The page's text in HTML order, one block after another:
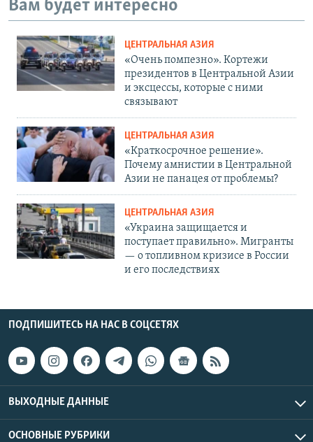
Вам будет интересно
ЦЕНТРАЛЬНАЯ АЗИЯ
«Очень помпезно». Кортежи
президентов в Центральной Азии
и эксцессы, которые с ними
связывают
ЦЕНТРАЛЬНАЯ АЗИЯ
«Краткосрочное решение».
Почему амнистии в Центральной
Азии не панацея от проблемы?
ЦЕНТРАЛЬНАЯ АЗИЯ
«Украина защищается и
поступает правильно». Мигранты
— о топливном кризисе в России
и его последствиях
ПОДПИШИТЕСЬ НА НАС В СОЦСЕТЯХ
ВЫХОДНЫЕ ДАННЫЕ
ОСНОВНЫЕ РУБРИКИ